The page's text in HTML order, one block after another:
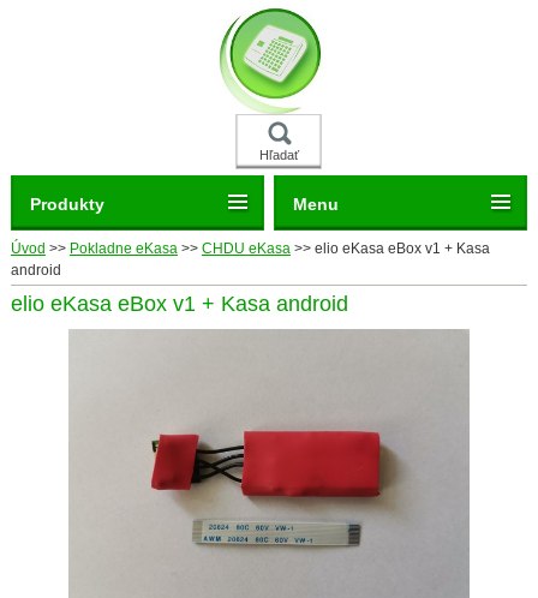
Hľadať
Úvod >> Pokladne eKasa >> CHDU eKasa >> elio eKasa eBox v1 + Kasa
android
elio eKasa eBox v1 + Kasa android
Produkty Menu